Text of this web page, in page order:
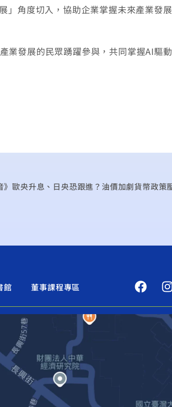
」角度切入，協助企業掌握未來產業發
業發展的民眾踴躍參與，共同掌握AI驅
館 董事課程專區